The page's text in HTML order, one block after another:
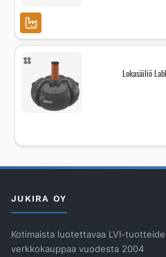
Lokasäiliö
JUKIRA OY
Kotimaista luotettavaa LVI-
verkkokauppaa vuodesta 2004